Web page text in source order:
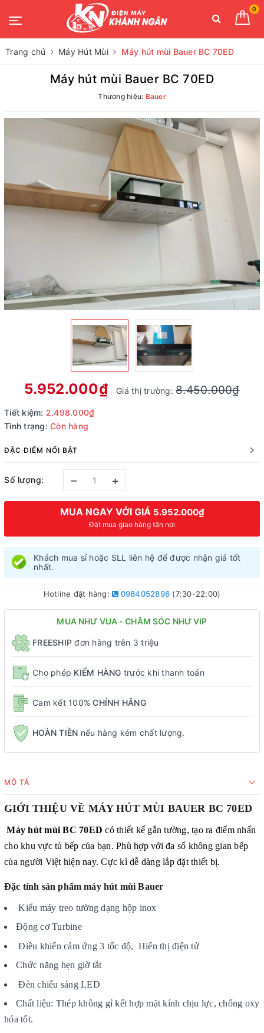
0
Trang chủ Máy Hút Mùi Máy hút mùi Bauer BC 70ED
Máy hút mùi Bauer BC 70ED
Thương hiệu: Bauer
5.952.000₫ Giá thị trường:8.450.000₫
Tiết kiệm: 2.498.000₫
Tình trạng: Còn hàng
ĐẶC ĐIỂM NỔI BẬT
Số lượng: – +
MUA NGAY VỚI GIÁ 5.952.000₫
Đặt mua giao hàng tận nơi
Khách mua sỉ hoặc SLL liên hệ để được nhận giá tốt
nhất.
Hotline đặt hàng: 0984052896 (7:30-22:00)
MUA NHƯ VUA - CHĂM SÓC NHƯ VIP
FREESHIP đơn hàng trên 3 triệu
Cho phép KIỂM HÀNG trước khi thanh toán
Cam kết 100% CHÍNH HÃNG
HOÀN TIỀN nếu hàng kém chất lượng.
MÔ TẢ
GIỚI THIỆU VỀ MÁY HÚT MÙI BAUER BC 70ED
Máy hút mùi BC 70EDcó thiết kế gắn tường, tạo ra điểm nhấn
cho khu vực tủ bếp của bạn. Phù hợp với đa số không gian bếp
của người Việt hiện nay. Cực kì dễ dàng lắp đặt thiết bị.
Đặc tính sản phẩm máy hút mùi Bauer
Kiểu máy treo tường dạng hộp inox
Động cơ Turbine
Điều khiển cảm ứng 3 tốc độ, Hiển thị điện tử
Chức năng hẹn giờ tắt
Đèn chiếu sáng LED
Chất liệu: Thép không gỉ kết hợp mặt kính chịu lực, chống oxy
hóa tốt.